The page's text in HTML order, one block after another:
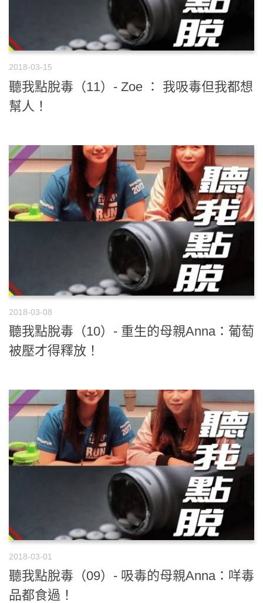
2018-03-15
聽我點脫毒（11）- Zoe ： 我吸毒但我都想
幫人！
2018-03-08
聽我點脫毒（10）- 重生的母親Anna：葡萄
被壓才得釋放！
2018-03-01
聽我點脫毒（09）- 吸毒的母親Anna：咩毒
品都食過！